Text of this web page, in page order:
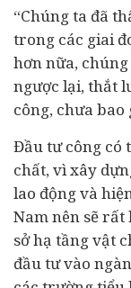
“Chúng ta đã
trong các giai
hơn nữa,
ngược lại, thắt
công, chưa bao
Đầu tư công có
chất, vì xây
lao động và
Nam nên sẽ rất
sở hạ tầng vật
đầu tư vào